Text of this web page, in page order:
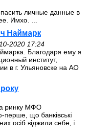
личные данные в
Имхо. ...
Наймарк
2020 17:24
Благодаря ему я
институт,
в г. Ульяновске на АО
ринку МФО
перше, що банківські
осіб віджили себе, і